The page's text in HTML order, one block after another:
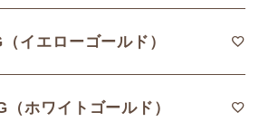
イエローゴールド）
（ホワイトゴールド）